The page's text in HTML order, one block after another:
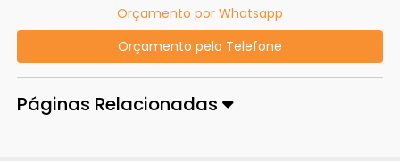
Orçamento por Whatsapp
Orçamento pelo Telefone
Páginas Relacionadas